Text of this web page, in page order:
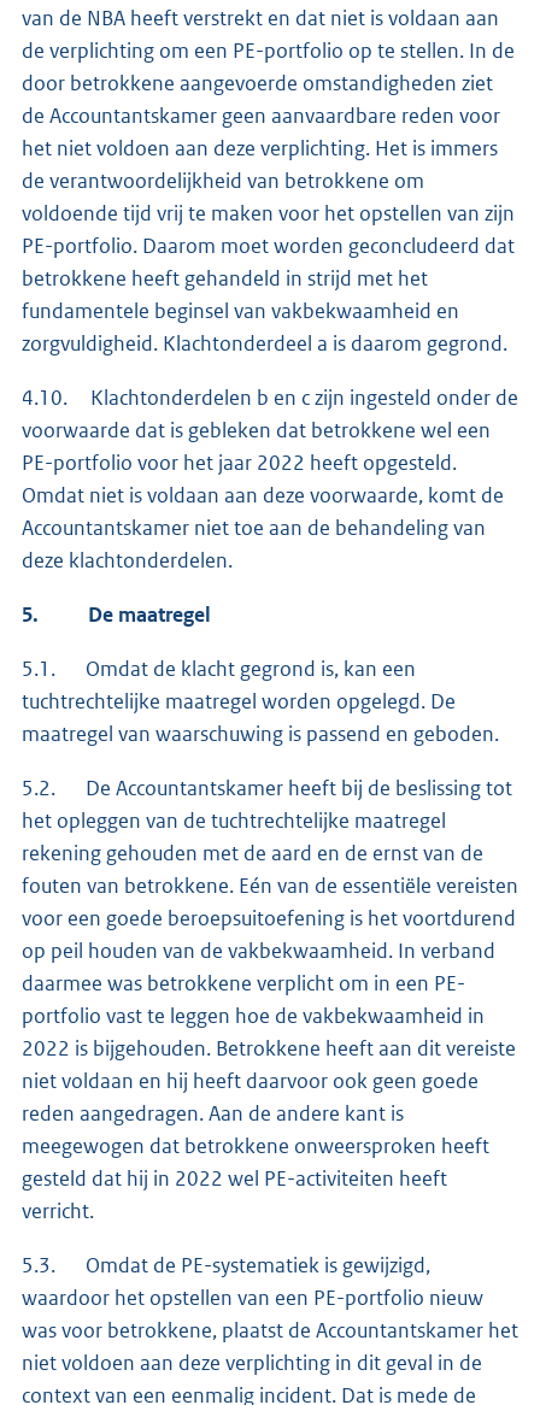
van de NBA heeft verstrekt en dat niet is voldaan aan
de verplichting om een PE-portfolio op te stellen. In de
door betrokkene aangevoerde omstandigheden ziet
de Accountantskamer geen aanvaardbare reden voor
het niet voldoen aan deze verplichting. Het is immers
de verantwoordelijkheid van betrokkene om
voldoende tijd vrij te maken voor het opstellen van zijn
PE-portfolio. Daarom moet worden geconcludeerd dat
betrokkene heeft gehandeld in strijd met het
fundamentele beginsel van vakbekwaamheid en
zorgvuldigheid. Klachtonderdeel a is daarom gegrond.
4.10. Klachtonderdelen b en c zijn ingesteld onder de
voorwaarde dat is gebleken dat betrokkene wel een
PE-portfolio voor het jaar 2022 heeft opgesteld.
Omdat niet is voldaan aan deze voorwaarde, komt de
Accountantskamer niet toe aan de behandeling van
deze klachtonderdelen.
5. De maatregel
5.1. Omdat de klacht gegrond is, kan een
tuchtrechtelijke maatregel worden opgelegd. De
maatregel van waarschuwing is passend en geboden.
5.2. De Accountantskamer heeft bij de beslissing tot
het opleggen van de tuchtrechtelijke maatregel
rekening gehouden met de aard en de ernst van de
fouten van betrokkene. Eén van de essentiële vereisten
voor een goede beroepsuitoefening is het voortdurend
op peil houden van de vakbekwaamheid. In verband
daarmee was betrokkene verplicht om in een PE-
portfolio vast te leggen hoe de vakbekwaamheid in
2022 is bijgehouden. Betrokkene heeft aan dit vereiste
niet voldaan en hij heeft daarvoor ook geen goede
reden aangedragen. Aan de andere kant is
meegewogen dat betrokkene onweersproken heeft
gesteld dat hij in 2022 wel PE-activiteiten heeft
verricht.
5.3. Omdat de PE-systematiek is gewijzigd,
waardoor het opstellen van een PE-portfolio nieuw
was voor betrokkene, plaatst de Accountantskamer het
niet voldoen aan deze verplichting in dit geval in de
context van een eenmalig incident. Dat is mede de